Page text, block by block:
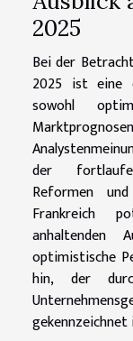
2025
Bei der
2025 ist eine
sowohl
der
Reformen
Frankreich
anhaltenden
optimistische
hin, der
gekennzeichnet